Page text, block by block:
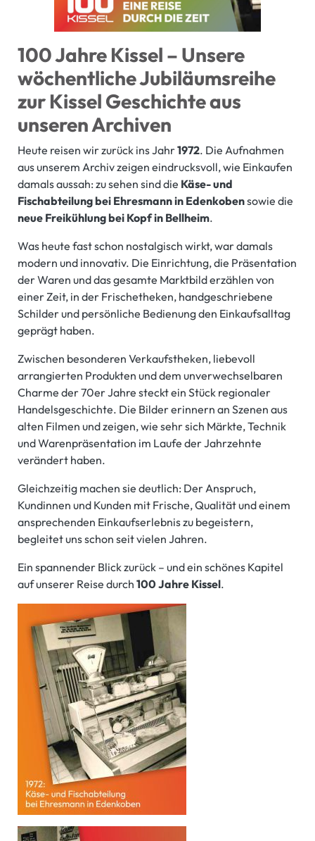
100 Jahre Kissel – Unsere
wöchentliche Jubiläumsreihe
zur Kissel Geschichte aus
unseren Archiven
Heute reisen wir zurück ins Jahr1972. Die Aufnahmen
aus unserem Archiv zeigen eindrucksvoll, wie Einkaufen
damals aussah: zu sehen sind die Käse- und
Fischabteilung bei Ehresmann in Edenkobensowie die
neue Freikühlung bei Kopf in Bellheim.
Was heute fast schon nostalgisch wirkt, war damals
modern und innovativ. Die Einrichtung, die Präsentation
der Waren und das gesamte Marktbild erzählen von
einer Zeit, in der Frischetheken, handgeschriebene
Schilder und persönliche Bedienung den Einkaufsalltag
geprägt haben.
Zwischen besonderen Verkaufstheken, liebevoll
arrangierten Produkten und dem unverwechselbaren
Charme der 70er Jahre steckt ein Stück regionaler
Handelsgeschichte. Die Bilder erinnern an Szenen aus
alten Filmen und zeigen, wie sehr sich Märkte, Technik
und Warenpräsentation im Laufe der Jahrzehnte
verändert haben.
Gleichzeitig machen sie deutlich: Der Anspruch,
Kundinnen und Kunden mit Frische, Qualität und einem
ansprechenden Einkaufserlebnis zu begeistern,
begleitet uns schon seit vielen Jahren.
Ein spannender Blick zurück – und ein schönes Kapitel
auf unserer Reise durch 100 Jahre Kissel.